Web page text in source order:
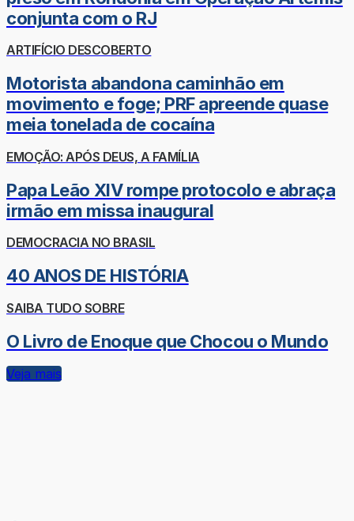
conjunta com o RJ
ARTIFÍCIO DESCOBERTO
Motorista abandona caminhão em
movimento e foge; PRF apreende quase
meia tonelada de cocaína
EMOÇÃO: APÓS DEUS, A FAMÍLIA
Papa Leão XIV rompe protocolo e abraça
irmão em missa inaugural
DEMOCRACIA NO BRASIL
40 ANOS DE HISTÓRIA
SAIBA TUDO SOBRE
O Livro de Enoque que Chocou o Mundo
Veja mais